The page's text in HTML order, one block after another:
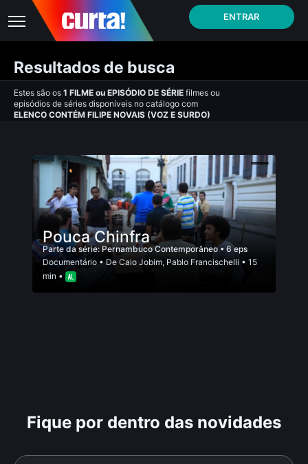
ENTRAR
Resultados de busca
Estes são os 1 FILME ou EPISÓDIO DE SÉRIE filmes ou
episódios de séries disponíveis no catálogo com
ELENCO CONTÉM FILIPE NOVAIS (VOZ E SURDO)
Pouca Chinfra
Parte da série: Pernambuco Contemporâneo • 6 eps
Documentário • De Caio Jobim, Pablo Francischelli • 15
min •
Fique por dentro das novidades